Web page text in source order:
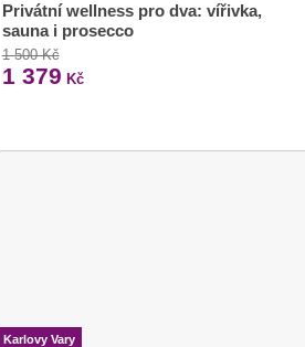
Privátní wellness pro dva: vířivka,
sauna i prosecco
1 500 Kč
1 379 Kč
Karlovy Vary